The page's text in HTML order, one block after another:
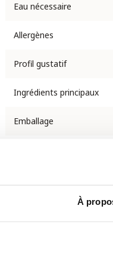
À
Eau nécessaire
Allergènes
Profil gustatif
Ingrédients principaux
Emballage